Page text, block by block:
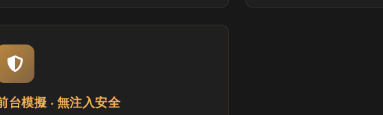
台模擬 ‧ 無注入安全